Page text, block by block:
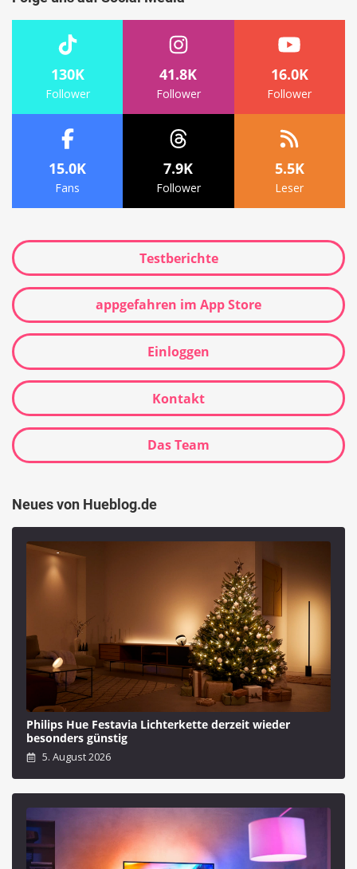
130K
Follower
41.8K
Follower
16.0K
Follower
15.0K
Fans
7.9K
Follower
5.5K
Leser
Testberichte
appgefahren im App Store
Einloggen
Kontakt
Das Team
Neues von Hueblog.de
Philips Hue Festavia Lichterkette derzeit wieder
besonders günstig
5. August 2026